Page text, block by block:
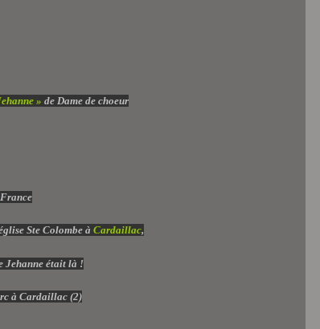
» de Dame de choeur
Ste Colombe à Cardaillac,
Jehanne était là !